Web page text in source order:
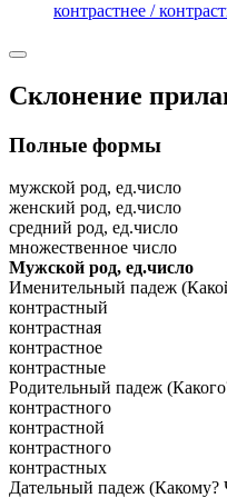
контрастнее /
Склонение
Полные формы
мужской род, ед.число
женский род, ед.число
средний род, ед.число
множественное число
Мужской род, ед.число
Именительный падеж
контрастный
контрастная
контрастное
контрастные
Родительный падеж
контрастного
контрастной
контрастного
контрастных
Дательный падеж (Какому?